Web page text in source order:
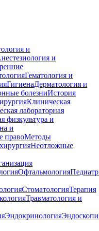
и
и
Гематология и
ГигиенаДерматология и
болезниИстория
Клиническая
лабораторная
физкультура и
и
правоМетоды
Неотложные
Офтальмология
СтоматологияТерапия
Травматология и
Эндокринология